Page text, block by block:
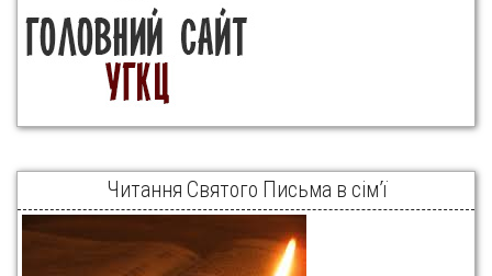
Читання Святого Письма в сім’ї